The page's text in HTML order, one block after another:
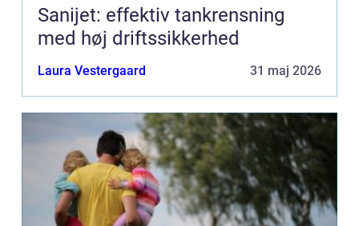
Sanijet: effektiv tankrensning
med høj driftssikkerhed
Laura Vestergaard 31 maj 2026